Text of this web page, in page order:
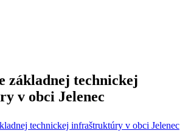
základnej technickej
v obci Jelenec